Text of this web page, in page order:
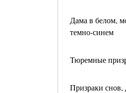
Дама в белом,
темно-синем
Тюремные
Призраки